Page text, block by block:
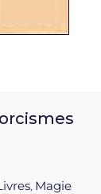
, Magie